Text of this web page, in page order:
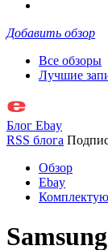
Добавить обзор
Все обзоры
Лучшие
Блог Ebay
RSS блога
Обзор
Ebay